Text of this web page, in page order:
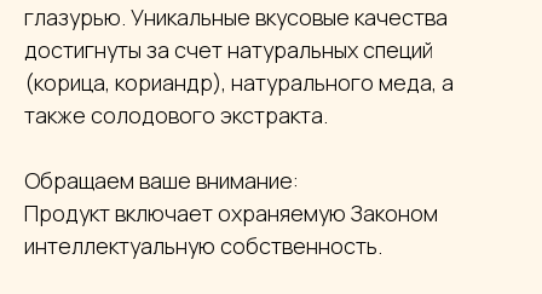
глазурью. Уникальные вкусовые качества
достигнуты за счет натуральных специй
(корица, кориандр), натурального меда, а
также солодового экстракта.
Обращаем ваше внимание:
Продукт включает охраняемую Законом
интеллектуальную собственность.